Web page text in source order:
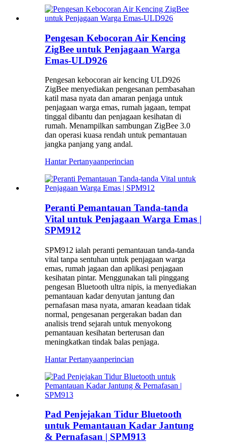
Pengesan Kebocoran Air Kencing
ZigBee untuk Penjagaan Warga
Emas-ULD926
Pengesan kebocoran air kencing ULD926
ZigBee menyediakan pengesanan pembasahan
katil masa nyata dan amaran penjaga untuk
penjagaan warga emas, rumah jagaan, tempat
tinggal dibantu dan penjagaan kesihatan di
rumah. Menampilkan sambungan ZigBee 3.0
dan operasi kuasa rendah untuk pemantauan
jangka panjang yang andal.
Hantar Pertanyaanperincian
Peranti Pemantauan Tanda-tanda
Vital untuk Penjagaan Warga Emas |
SPM912
SPM912 ialah peranti pemantauan tanda-tanda
vital tanpa sentuhan untuk penjagaan warga
emas, rumah jagaan dan aplikasi penjagaan
kesihatan pintar. Menggunakan tali pinggang
pengesan Bluetooth ultra nipis, ia menyediakan
pemantauan kadar denyutan jantung dan
pernafasan masa nyata, amaran keadaan tidak
normal, pengesanan pergerakan badan dan
analisis trend sejarah untuk menyokong
pemantauan kesihatan berterusan dan
meningkatkan tindak balas penjaga.
Hantar Pertanyaanperincian
Pad Penjejakan Tidur Bluetooth
untuk Pemantauan Kadar Jantung
& Pernafasan | SPM913